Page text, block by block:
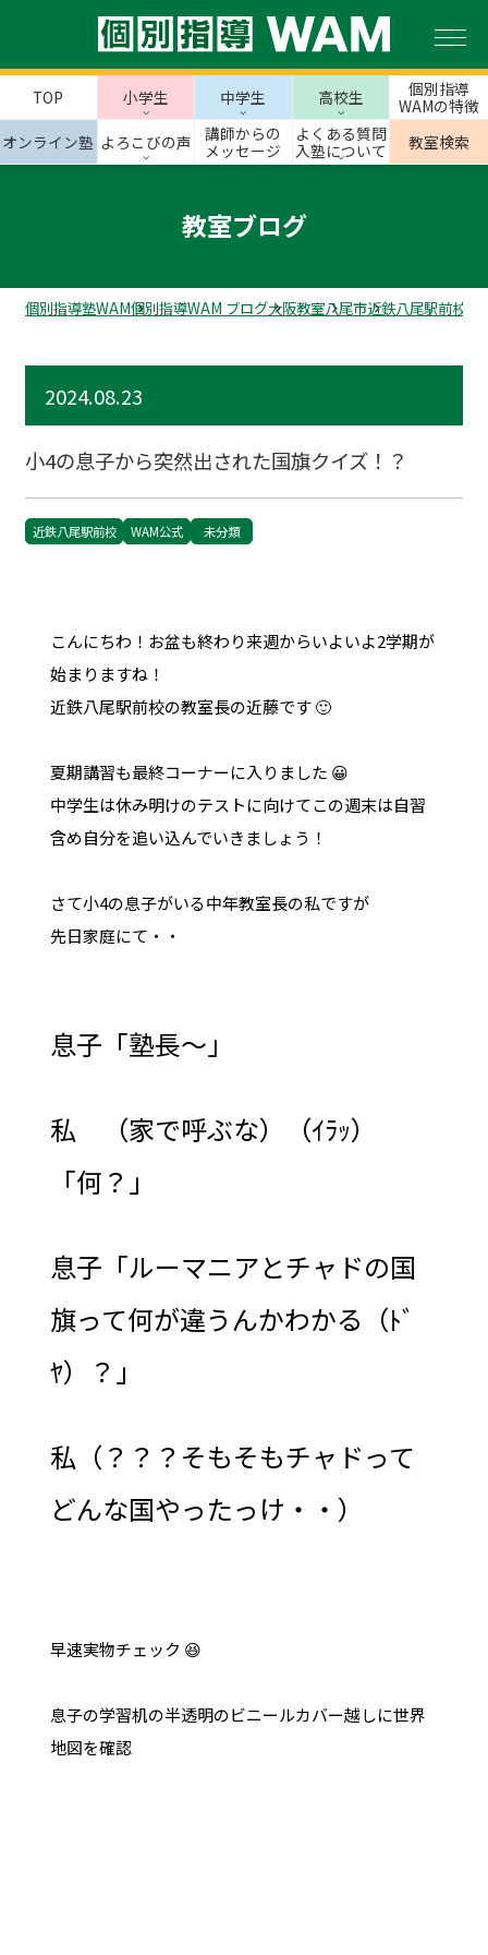
TOP 小学生 中学生 高校生
個別指導
WAMの特徴
オンライン塾 よろこびの声
講師からの
メッセージ
よくある質問
入塾について
教室検索
教室ブログ
個別指導塾WAM個別指導WAM ブログ大阪教室八尾市近鉄八尾駅前校の
2024.08.23
小4の息子から突然出された国旗クイズ！？
近鉄八尾駅前校 WAM公式 未分類
こんにちわ！お盆も終わり来週からいよいよ2学期が
始まりますね！
近鉄八尾駅前校の教室長の近藤です 🙂
夏期講習も最終コーナーに入りました 😀
中学生は休み明けのテストに向けてこの週末は自習
含め自分を追い込んでいきましょう！
さて小4の息子がいる中年教室長の私ですが
先日家庭にて・・
息子「塾長～」
私 （家で呼ぶな）（ｲﾗｯ）
「何？」
息子「ルーマニアとチャドの国
旗って何が違うんかわかる（ﾄﾞ
ﾔ）？」
私（？？？そもそもチャドって
どんな国やったっけ・・）
早速実物チェック 😆
息子の学習机の半透明のビニールカバー越しに世界
地図を確認